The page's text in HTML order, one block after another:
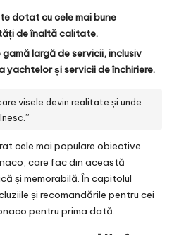
dotat cu cele mai bune
de înaltă calitate.
largă de servicii, inclusiv
yachtelor și servicii de închiriere.
visele devin realitate și unde
cele mai populare obiective
care fac din această
și memorabilă. În capitolul
și recomandările pentru cei
pentru prima dată.